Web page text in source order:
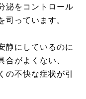
泌をコントロール
司っています。
静にしているのに
合がよくない、
の不快な症状が引